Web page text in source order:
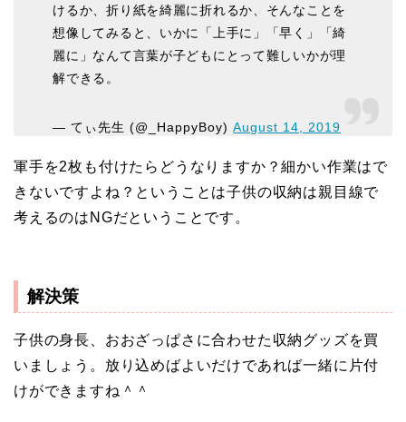
けるか、折り紙を綺麗に折れるか、そんなことを
想像してみると、いかに「上手に」「早く」「綺
麗に」なんて言葉が子どもにとって難しいかが理
解できる。
— てぃ先生 (@_HappyBoy)August 14, 2019
軍手を2枚も付けたらどうなりますか？細かい作業はで
きないですよね？ということは子供の収納は親目線で
考えるのはNGだということです。
解決策
子供の身長、おおざっぱさに合わせた収納グッズを買
いましょう。放り込めばよいだけであれば一緒に片付
けができますね＾＾